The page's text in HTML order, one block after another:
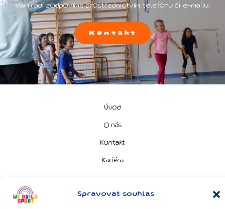
Spravovat souhlas
Vám rádi zodpovíme prostřednictvím telefonu či e-mailu.
Kontakt
Úvod
O nás
Kontakt
Kariéra